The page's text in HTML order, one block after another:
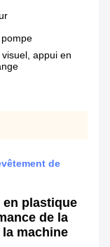
appui en
de
plastique
de la
machine